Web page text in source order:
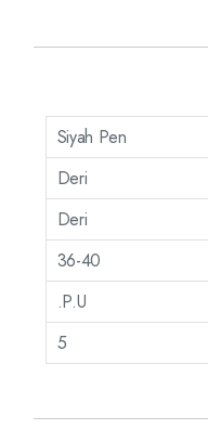
Siyah Pen
Deri
Deri
36-40
P.U.
5